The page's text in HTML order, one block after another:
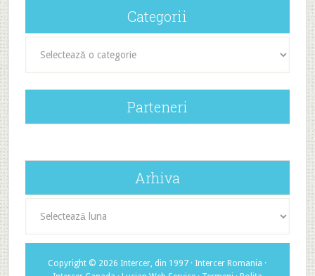
Categorii
Parteneri
Arhiva
Copyright © 2026 Intercer, din 1997 · Intercer Romania ·